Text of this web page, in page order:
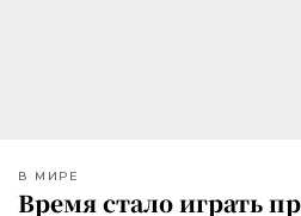
В МИРЕ
Время стало играть